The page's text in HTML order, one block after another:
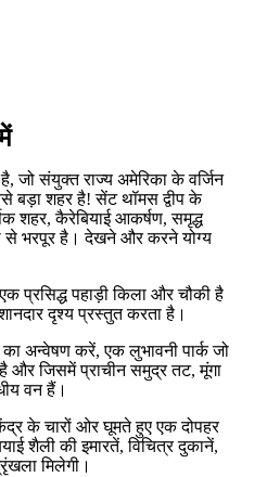
जो संयुक्त राज्य अमेरिका के वर्जिन
बड़ा शहर है! सेंट थॉमस द्वीप के
शहर, कैरेबियाई आकर्षण, समृद्ध
से भरपूर है। देखने और करने योग्य
प्रसिद्ध पहाड़ी किला और चौकी है
दृश्य प्रस्तुत करता है।
अन्वेषण करें, एक लुभावनी पार्क जो
और जिसमें प्राचीन समुद्र तट, मूंगा
वन हैं।
के चारों ओर घूमते हुए एक दोपहर
शैली की इमारतें, विचित्र दुकानें,
मिलेगी।